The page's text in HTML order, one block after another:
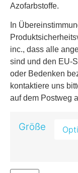
Azofarbstoffe.
In
inc., dass alle
sind und den EU-
oder Bedenken
kontaktiere uns
auf dem Postweg
Größe